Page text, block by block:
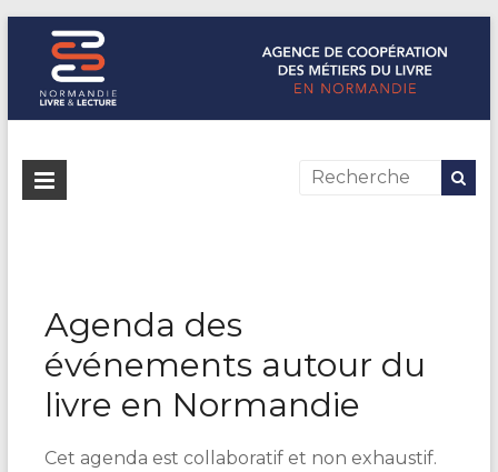
Normandie Livre & Lecture
L'agence de coopération des métiers du livre en Normandie
Agenda des
événements autour du
livre en Normandie
Cet agenda est collaboratif et non exhaustif.